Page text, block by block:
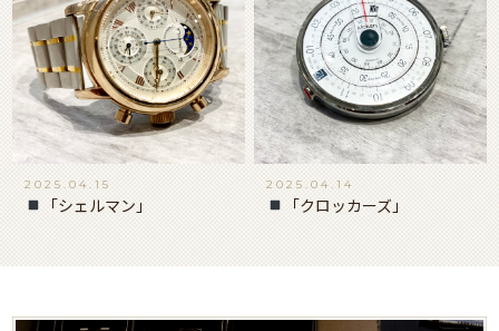
2025.04.15
「シェルマン」
2025.04.14
「クロッカーズ」